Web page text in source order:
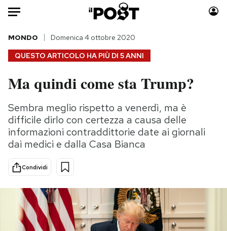
Auto
HOME
Italia
Politica
Tecnologia
Internet
Scienza
Cultura
Economia
Sport
Moda
Consumismi
Storie/Idee
Ok Boomer!
Altrecose
Mondiali calcio 2026
QUESTO ARTICOLO HA PIÙ DI 5 ANNI
MONDO Domenica 4 ottobre 2020
Ma quindi come sta Trump?
Sembra meglio rispetto a venerdì, ma è
difficile dirlo con certezza a causa delle
informazioni contraddittorie date ai giornali
dai medici e dalla Casa Bianca
Condividi